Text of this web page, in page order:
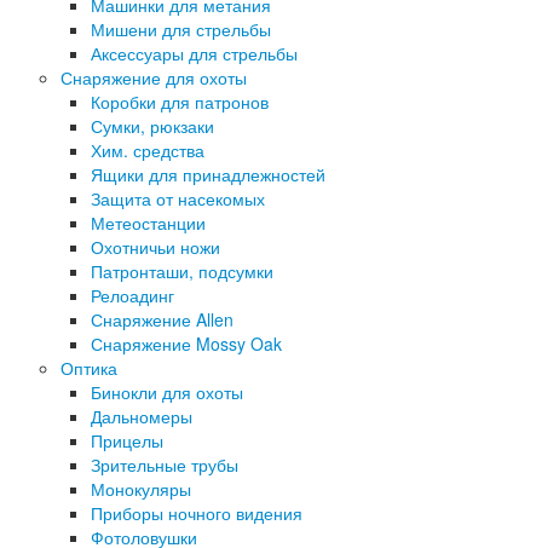
Машинки для метания
Мишени для стрельбы
Аксессуары для стрельбы
Снаряжение для охоты
Коробки для патронов
Сумки, рюкзаки
Хим. средства
Ящики для принадлежностей
Защита от насекомых
Метеостанции
Охотничьи ножи
Патронташи, подсумки
Релоадинг
Снаряжение Allen
Снаряжение Mossy Oak
Оптика
Бинокли для охоты
Дальномеры
Прицелы
Зрительные трубы
Монокуляры
Приборы ночного видения
Фотоловушки